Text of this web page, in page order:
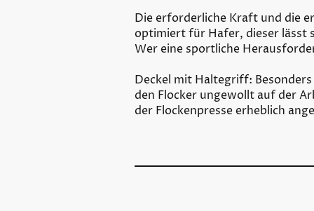
Die erforderliche Kraft und die
optimiert für Hafer, dieser lässt
Wer eine sportliche
Deckel mit Haltegriff:
den Flocker ungewollt auf der
der Flockenpresse erheblich